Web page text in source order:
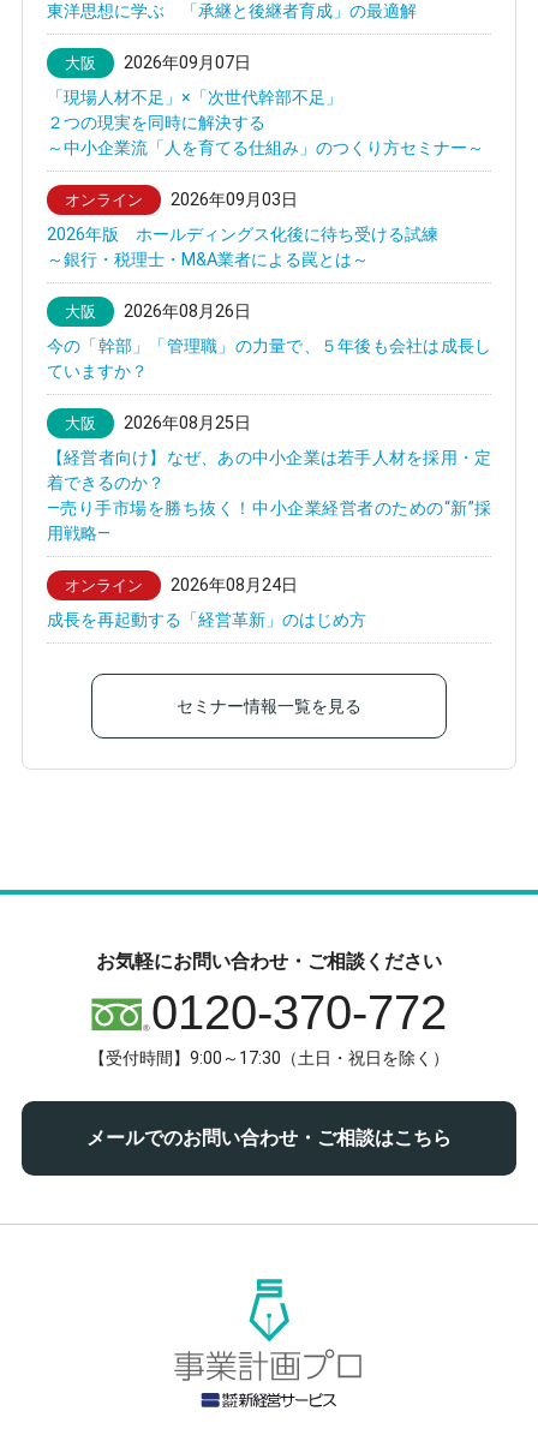
東洋思想に学ぶ 「承継と後継者育成」の最適解
大阪
2026年09月07日
「現場人材不足」×「次世代幹部不足」
２つの現実を同時に解決する
～中小企業流「人を育てる仕組み」のつくり方セミナー～
オンライン
2026年09月03日
2026年版 ホールディングス化後に待ち受ける試練
～銀行・税理士・M&A業者による罠とは～
大阪
2026年08月26日
今の「幹部」「管理職」の力量で、５年後も会社は成長し
ていますか？
大阪
2026年08月25日
【経営者向け】なぜ、あの中小企業は若手人材を採用・定
着できるのか？
—売り手市場を勝ち抜く！中小企業経営者のための“新”採
用戦略—
オンライン
2026年08月24日
成長を再起動する「経営革新」のはじめ方
セミナー情報一覧を見る
お気軽にお問い合わせ・ご相談ください
0120-370-772
【受付時間】9:00～17:30（土日・祝日を除く）
メールでのお問い合わせ・ご相談はこちら